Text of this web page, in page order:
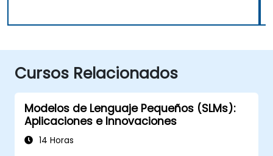
Cursos Relacionados
Modelos de Lenguaje Pequeños (SLMs):
Aplicaciones e Innovaciones
14 Horas